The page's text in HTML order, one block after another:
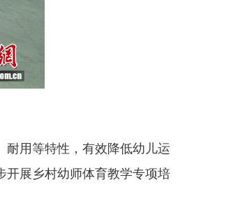
用等特性，有效降低幼儿运
开展乡村幼师体育教学专项培